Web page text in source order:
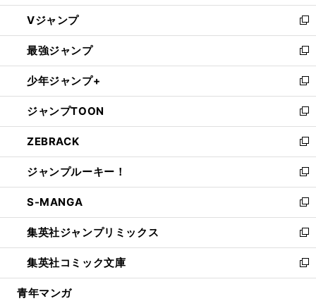
ウ
ィ
ン
ド
ウ
で
開
く
し
い
ウ
ィ
ン
ド
ウ
で
開
く
Vジャンプ
新
し
い
ウ
ィ
ン
ド
ウ
で
開
く
最強ジャンプ
新
し
い
ウ
ィ
ン
ド
ウ
で
開
く
少年ジャンプ+
新
し
い
ウ
ィ
ン
ド
ウ
で
開
く
ジャンプTOON
新
し
い
ウ
ィ
ン
ド
ウ
で
開
く
ZEBRACK
新
し
い
ウ
ィ
ン
ド
ウ
で
開
ジャンプルーキー！
新
し
い
ウ
ィ
ン
ド
ウ
S-MANGA
新
し
い
ウ
ィ
ン
集英社ジャンプリミックス
新
し
い
ウ
集英社コミック文庫
新
し
青年マンガ